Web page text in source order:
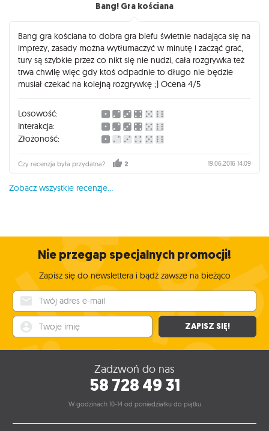
Bang! Gra kościana
Bang gra kościana to dobra gra blefu świetnie nadająca się na
imprezy, zasady można wytłumaczyć w minutę i zacząć grać,
tury są szybkie przez co nikt się nie nudzi, cała rozgrywka też
trwa chwilę więc gdy ktoś odpadnie to długo nie będzie
musiał czekać na kolejną rozgrywkę ;) Ocena 4/5
Losowość:
Interakcja:
Złożoność:
Czy recenzja była przydatna? 2 19.06.2016 14:09
Zobacz wszystkie recenzje...
Nie przegap specjalnych promocji!
Zapisz się do newslettera i bądź zawsze na bieżąco
ZAPISZ SIĘ!
Zadzwoń do nas
58 728 49 31
W godzinach 10-14 od poniedziałku do piątku